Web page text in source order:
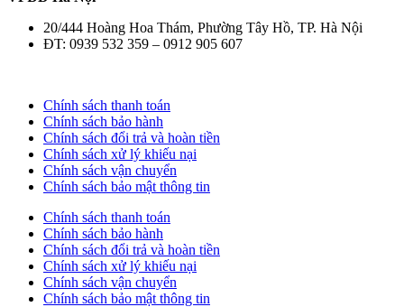
20/444 Hoàng Hoa Thám, Phường Tây Hồ, TP. Hà Nội
ĐT: 0939 532 359 – 0912 905 607
Chính sách thanh toán
Chính sách bảo hành
Chính sách đổi trả và hoàn tiền
Chính sách xử lý khiếu nại
Chính sách vận chuyển
Chính sách bảo mật thông tin
Chính sách thanh toán
Chính sách bảo hành
Chính sách đổi trả và hoàn tiền
Chính sách xử lý khiếu nại
Chính sách vận chuyển
Chính sách bảo mật thông tin